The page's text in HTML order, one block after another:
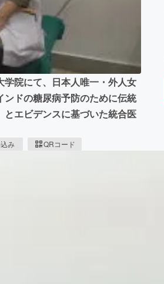
院にて、日本人唯一・外人女
ドの糖尿病予防のために伝統
エビデンスに基づいた統合医
み QRコード